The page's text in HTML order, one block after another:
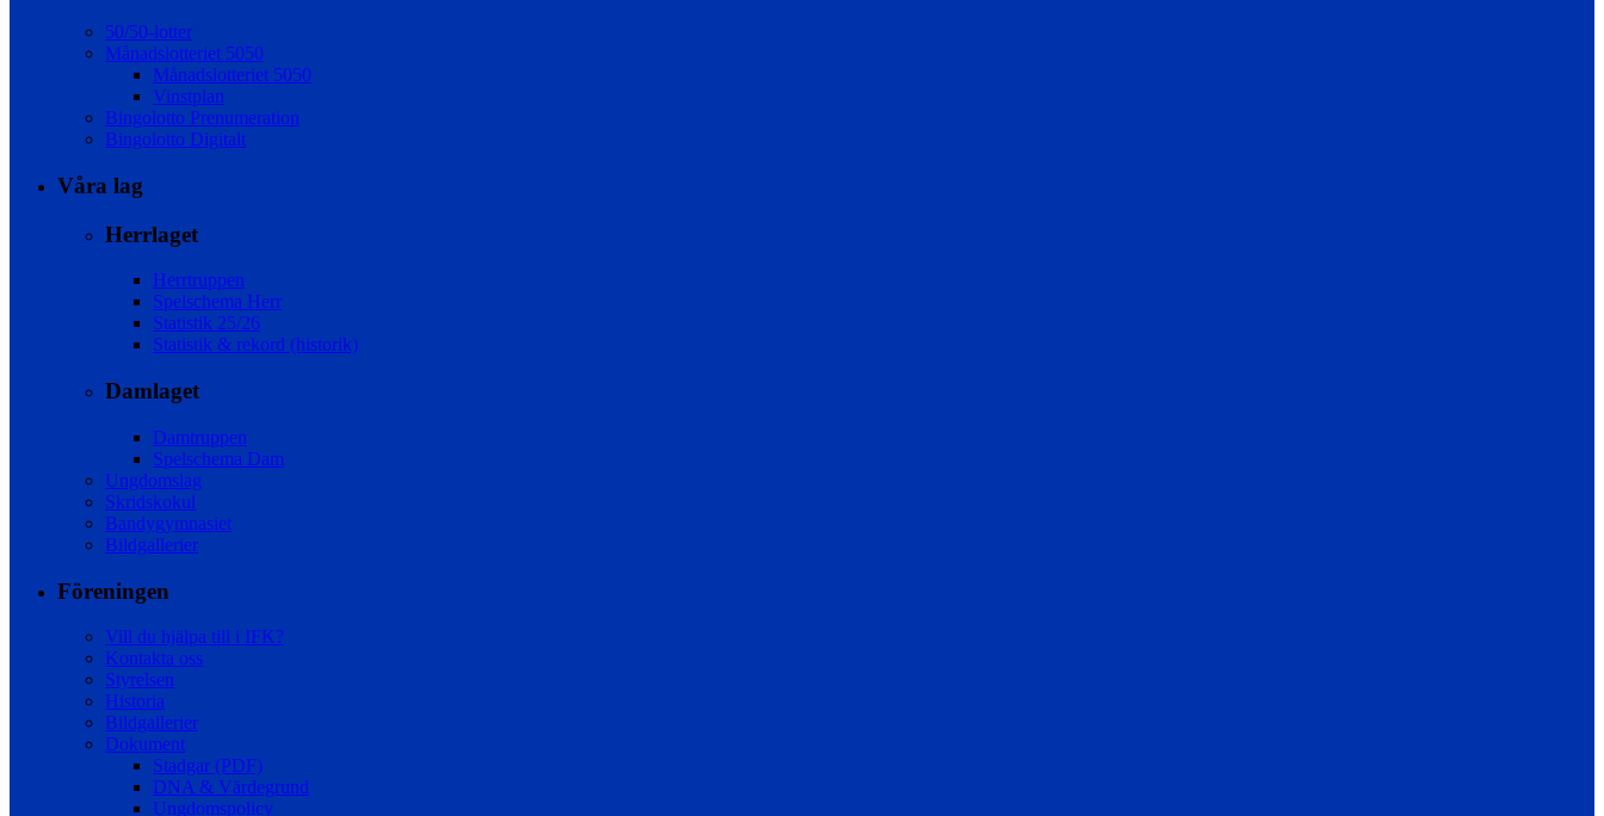
50/50-lotter
Månadslotteriet 5050
Månadslotteriet 5050
Vinstplan
Bingolotto Prenumeration
Bingolotto Digitalt
Våra lag
Herrlaget
Herrtruppen
Spelschema Herr
Statistik 25/26
Statistik & rekord (historik)
Damlaget
Damtruppen
Spelschema Dam
Ungdomslag
Skridskokul
Bandygymnasiet
Bildgallerier
Föreningen
Vill du hjälpa till i IFK?
Kontakta oss
Styrelsen
Historia
Bildgallerier
Dokument
Stadgar (PDF)
DNA & Värdegrund
Ungdomspolicy